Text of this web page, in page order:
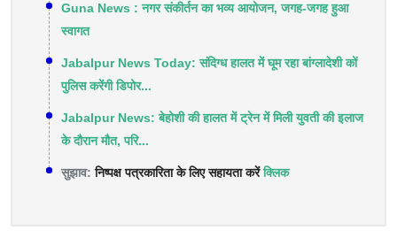
Guna News : नगर संकीर्तन का भव्य आयोजन, जगह-जगह हुआ
स्वागत
Jabalpur News Today: संदिग्ध हालत में घूम रहा बांग्लादेशी कों
पुलिस करेंगी डिपोर...
Jabalpur News: बेहोशी की हालत में ट्रेन में मिली युवती की इलाज
के दौरान मौत, परि...
सुझाव:निष्पक्ष पत्रकारिता के लिए सहायता करेंक्लिक